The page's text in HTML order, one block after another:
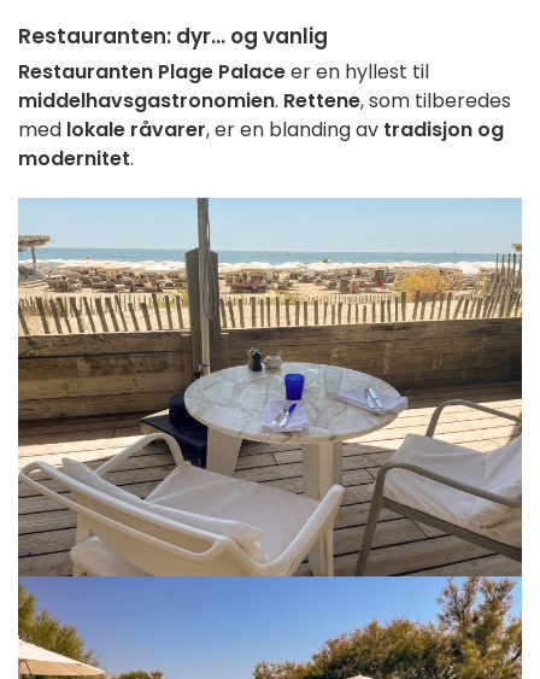
Restauranten: dyr... og vanlig
Restauranten Plage Palaceer en hyllest til
middelhavsgastronomien. Rettene, som tilberedes
med lokale råvarer, er en blanding av tradisjon og
modernitet.